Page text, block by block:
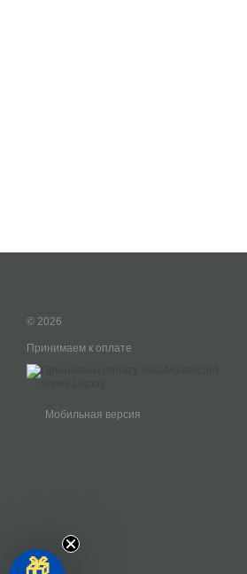
© 2026
Принимаем к оплате
Мобильная версия